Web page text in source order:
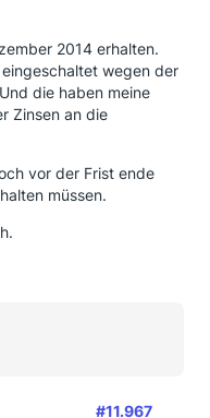
2014 erhalten.
wegen der
die haben meine
Zinsen an die
vor der Frist ende
müssen.
#11.967